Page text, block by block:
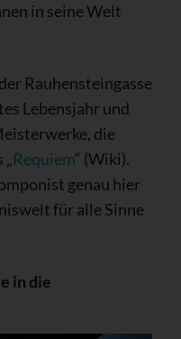
in seine Welt
Rauhensteingasse
Lebensjahr und
die
Requiem“ (Wiki).
genau hier
für alle Sinne
in die